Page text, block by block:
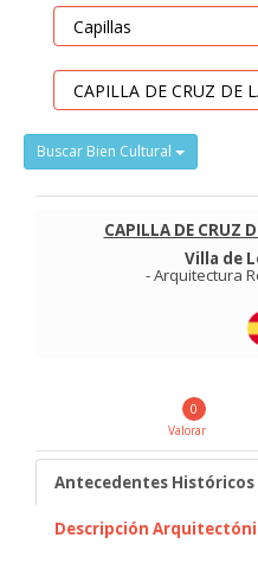
Buscar Bien Cultural
CAPILLA DE CRUZ
Villa de
-Arquitectura
0
Valorar
Antecedentes Históricos
Descripción